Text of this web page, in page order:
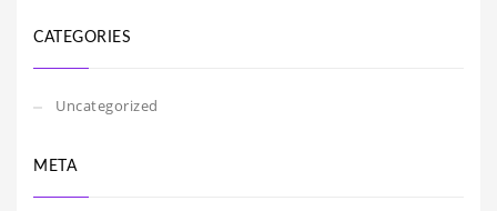
CATEGORIES
Uncategorized
META